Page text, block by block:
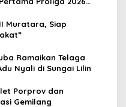
Muratara, Siap
Ramaikan Telaga
Nyali di Sungai Lilin
Porprov dan
Gemilang